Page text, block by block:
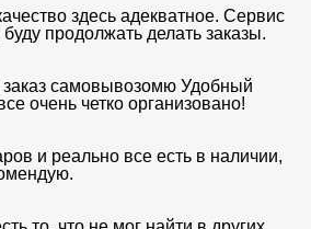
здесь адекватное. Сервис
продолжать делать заказы.
самовывозомю Удобный
очень четко организовано!
и реально все есть в наличии,